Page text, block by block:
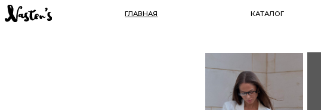
КАТАЛОГ
ГЛАВНАЯ